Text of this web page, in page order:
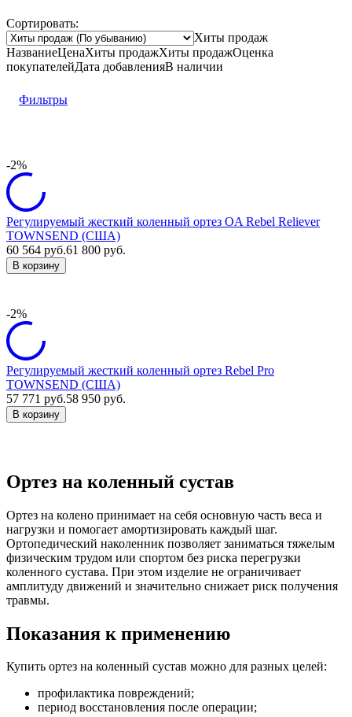
Сортировать:
Хиты продаж
НазваниеЦенаХиты продажХиты продажОценка
покупателейДата добавленияВ наличии
Фильтры
-2%
Регулируемый жесткий коленный ортез OA Rebel Reliever
TOWNSEND (США)
60 564 руб.61 800 руб.
В корзину
-2%
Регулируемый жесткий коленный ортез Rebel Pro
TOWNSEND (США)
57 771 руб.58 950 руб.
В корзину
Ортез на коленный сустав
Ортез на колено принимает на себя основную часть веса и
нагрузки и помогает амортизировать каждый шаг.
Ортопедический наколенник позволяет заниматься тяжелым
физическим трудом или спортом без риска перегрузки
коленного сустава. При этом изделие не ограничивает
амплитуду движений и значительно снижает риск получения
травмы.
Показания к применению
Купить ортез на коленный сустав можно для разных целей:
профилактика повреждений;
период восстановления после операции;